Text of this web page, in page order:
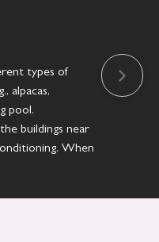
types of
alpacas,
pool.
buildings near
When
že